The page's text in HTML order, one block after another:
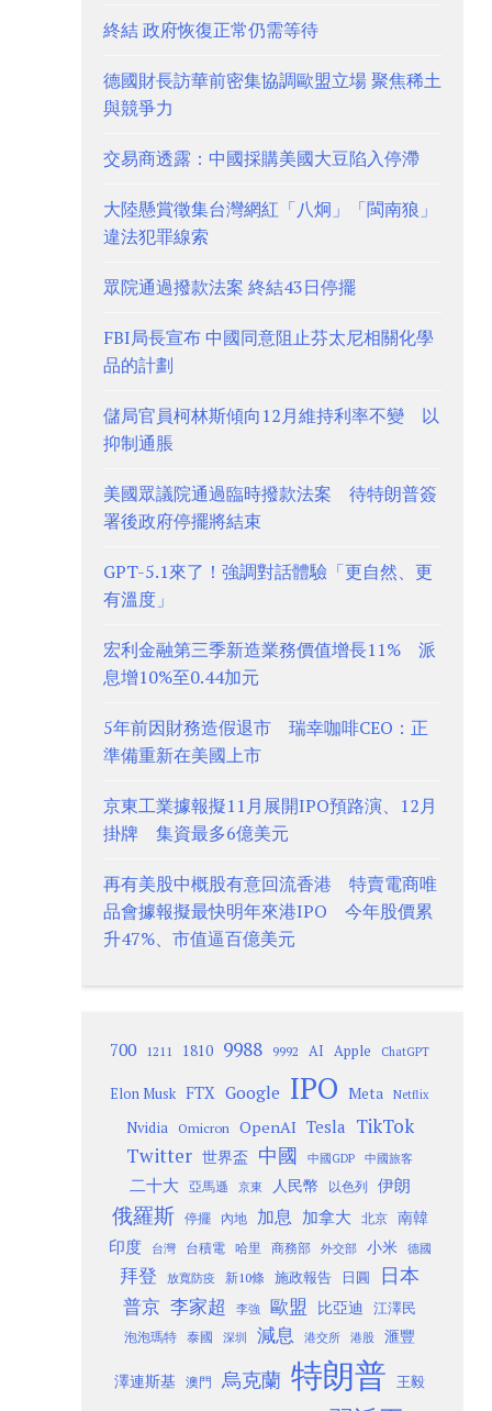
終結 政府恢復正常仍需等待
德國財長訪華前密集協調歐盟立場 聚焦稀土
與競爭力
交易商透露：中國採購美國大豆陷入停滯
大陸懸賞徵集台灣網紅「八炯」「閩南狼」
違法犯罪線索
眾院通過撥款法案 終結43日停擺
FBI局長宣布 中國同意阻止芬太尼相關化學
品的計劃
儲局官員柯林斯傾向12月維持利率不變 以
抑制通脹
美國眾議院通過臨時撥款法案 待特朗普簽
署後政府停擺將結束
GPT-5.1來了！強調對話體驗「更自然、更
有溫度」
宏利金融第三季新造業務價值增長11% 派
息增10%至0.44加元
5年前因財務造假退市 瑞幸咖啡CEO：正
準備重新在美國上市
京東工業據報擬11月展開IPO預路演、12月
掛牌 集資最多6億美元
再有美股中概股有意回流香港 特賣電商唯
品會據報擬最快明年來港IPO 今年股價累
升47%、市值逼百億美元
700 1211 1810 9988 9992 AI Apple ChatGPT
Elon Musk FTX Google IPO Meta Netflix
Nvidia Omicron OpenAI Tesla TikTok
Twitter 世界盃 中國 中國GDP 中國旅客
二十大 亞馬遜 京東 人民幣 以色列 伊朗
俄羅斯 停擺 內地 加息 加拿大 北京
南韓
印度
台灣 台積電 哈里 商務部 外交部 小米 德國
拜登 放寬防疫 新10條 施政報告 日圓 日本
普京 李家超 李強 歐盟 比亞迪 江澤民
泡泡瑪特 泰國 深圳 減息 港交所 港股 滙豐
澤連斯基 澳門 烏克蘭 特朗普 王毅